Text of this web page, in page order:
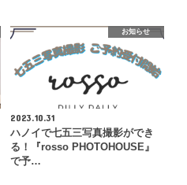
お知らせ
2023.10.31
ハノイで七五三写真撮影ができ
る！『rosso PHOTOHOUSE』
で予…